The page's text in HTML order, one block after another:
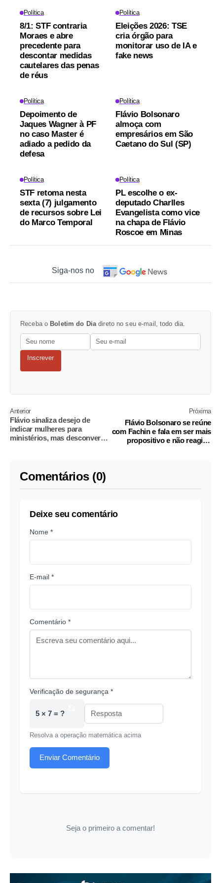
Política
8/1: STF contraria
Moraes e abre
precedente para
descontar medidas
cautelares das penas
de réus
Política
Eleições 2026: TSE
cria órgão para
monitorar uso de IA e
fake news
Política
Depoimento de
Jaques Wagner à PF
no caso Master é
adiado a pedido da
defesa
Política
Flávio Bolsonaro
almoça com
empresários em São
Caetano do Sul (SP)
Política
STF retoma nesta
sexta (7) julgamento
de recursos sobre Lei
do Marco Temporal
Política
PL escolhe o ex-
deputado Charlles
Evangelista como vice
na chapa de Flávio
Roscoe em Minas
Siga-nos no
Receba o Boletim do Diadireto no seu e-mail, todo dia.
Inscrever
Anterior
Flávio sinaliza desejo de
indicar mulheres para
ministérios, mas desconversa
Próxima
Flávio Bolsonaro se reúne
com Fachin e fala em ser mais
propositivo e não reagir a
Comentários (0)
Deixe seu comentário
Nome *
E-mail *
Comentário *
Verificação de segurança *
5 × 7 = ?
Resolva a operação matemática acima
Enviar Comentário
Seja o primeiro a comentar!